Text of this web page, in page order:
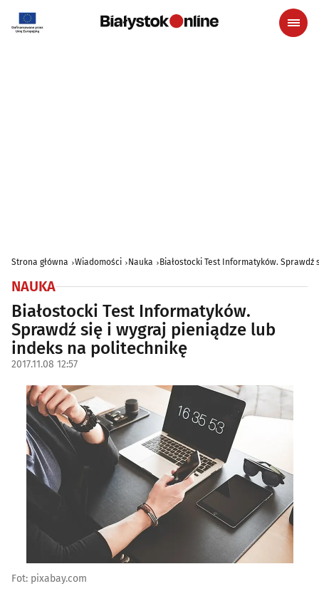
Strona główna Wiadomości Nauka Białostocki Test Informatyków.
NAUKA
Białostocki Test Informatyków.
Sprawdź się i wygraj pieniądze lub
indeks na politechnikę
2017.11.08 12:57
Fot: pixabay.com